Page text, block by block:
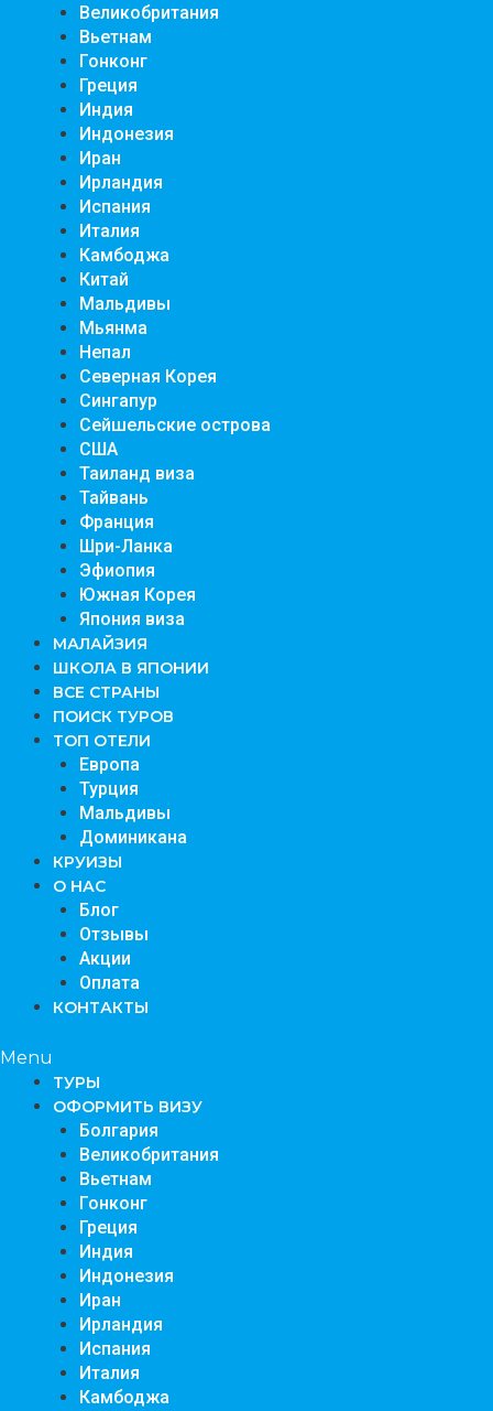
Великобритания
Вьетнам
Гонконг
Греция
Индия
Индонезия
Иран
Ирландия
Испания
Италия
Камбоджа
Китай
Мальдивы
Мьянма
Непал
Северная Корея
Сингапур
Сейшельские острова
США
Таиланд виза
Тайвань
Франция
Шри-Ланка
Эфиопия
Южная Корея
Япония виза
МАЛАЙЗИЯ
ШКОЛА В ЯПОНИИ
ВСЕ СТРАНЫ
ПОИСК ТУРОВ
ТОП ОТЕЛИ
Европа
Турция
Мальдивы
Доминикана
КРУИЗЫ
О НАС
Блог
Отзывы
Акции
Оплата
КОНТАКТЫ
Menu
TУРЫ
ОФОРМИТЬ ВИЗУ
Болгария
Великобритания
Вьетнам
Гонконг
Греция
Индия
Индонезия
Иран
Ирландия
Испания
Италия
Камбоджа